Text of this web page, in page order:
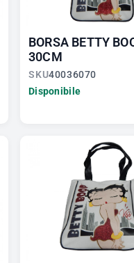
BORSA BETTY
30CM
SKU40036070
Disponibile